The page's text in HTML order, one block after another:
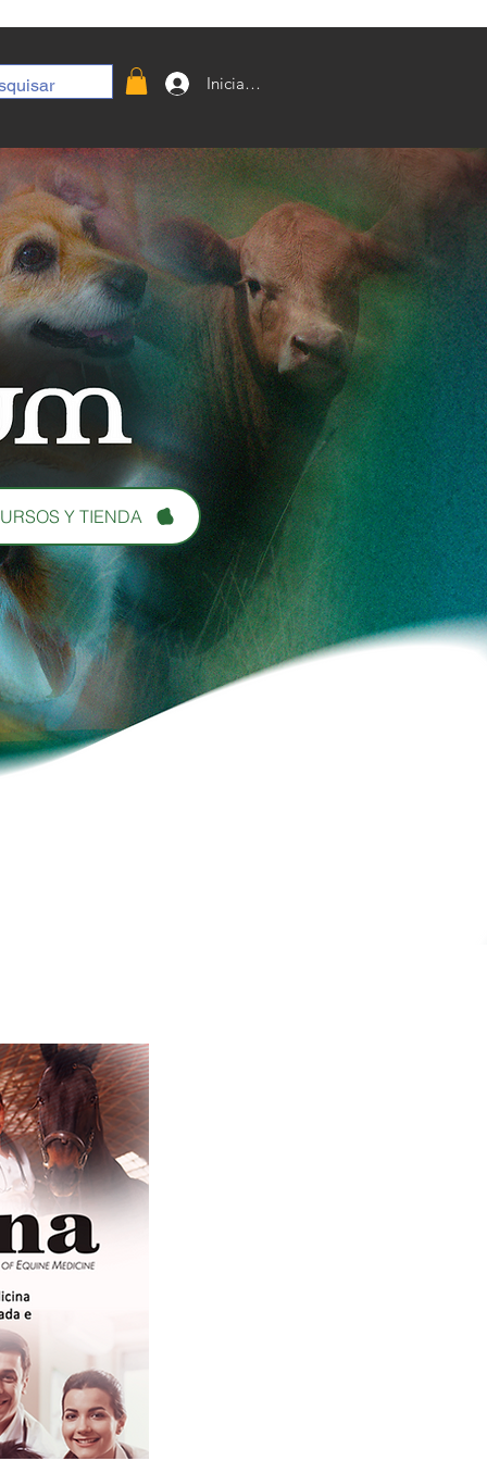
Iniciar sesión
Y TIENDA